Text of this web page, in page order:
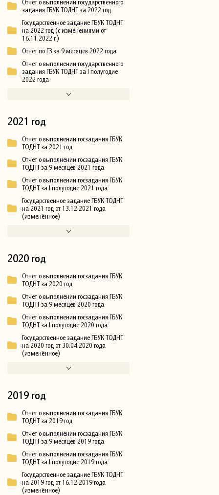
Отчет о выполнении государственного
задания ГБУК ТОДНТ за 2022 год
Государственное задание ГБУК ТОДНТ
на 2022 год (с изменениями от
16.11.2022 г.)
Отчет по ГЗ за 9 месяцев 2022 года
Отчет о выполнении государственного
задания ГБУК ТОДНТ за I полугодие
2022 года
2021 год
Отчет о выполнении госзадания ГБУК
ТОДНТ за 2021 год
Отчет о выполнении госзадания ГБУК
ТОДНТ за 9 месяцев 2021 года
Отчет о выполнении госзадания ГБУК
ТОДНТ за I полугодие 2021 года
Государственное задание ГБУК ТОДНТ
на 2021 год от 13.12.2021 года
(изменённое)
2020 год
Отчет о выполнении госзадания ГБУК
ТОДНТ за 2020 год
Отчет о выполнении госзадания ГБУК
ТОДНТ за 9 месяцев 2020 года
Отчет о выполнении госзадания ГБУК
ТОДНТ за I полугодие 2020 года
Государственное задание ГБУК ТОДНТ
на 2020 год от 30.04.2020 года
(изменённое)
2019 год
Отчет о выполнении госзадания ГБУК
ТОДНТ за 2019 год
Отчет о выполнении госзадания ГБУК
ТОДНТ за 9 месяцев 2019 года
Отчет о выполнении госзадания ГБУК
ТОДНТ за I полугодие 2019 года
Государственное задание ГБУК ТОДНТ
на 2019 год от 16.12.2019 года
(изменённое)